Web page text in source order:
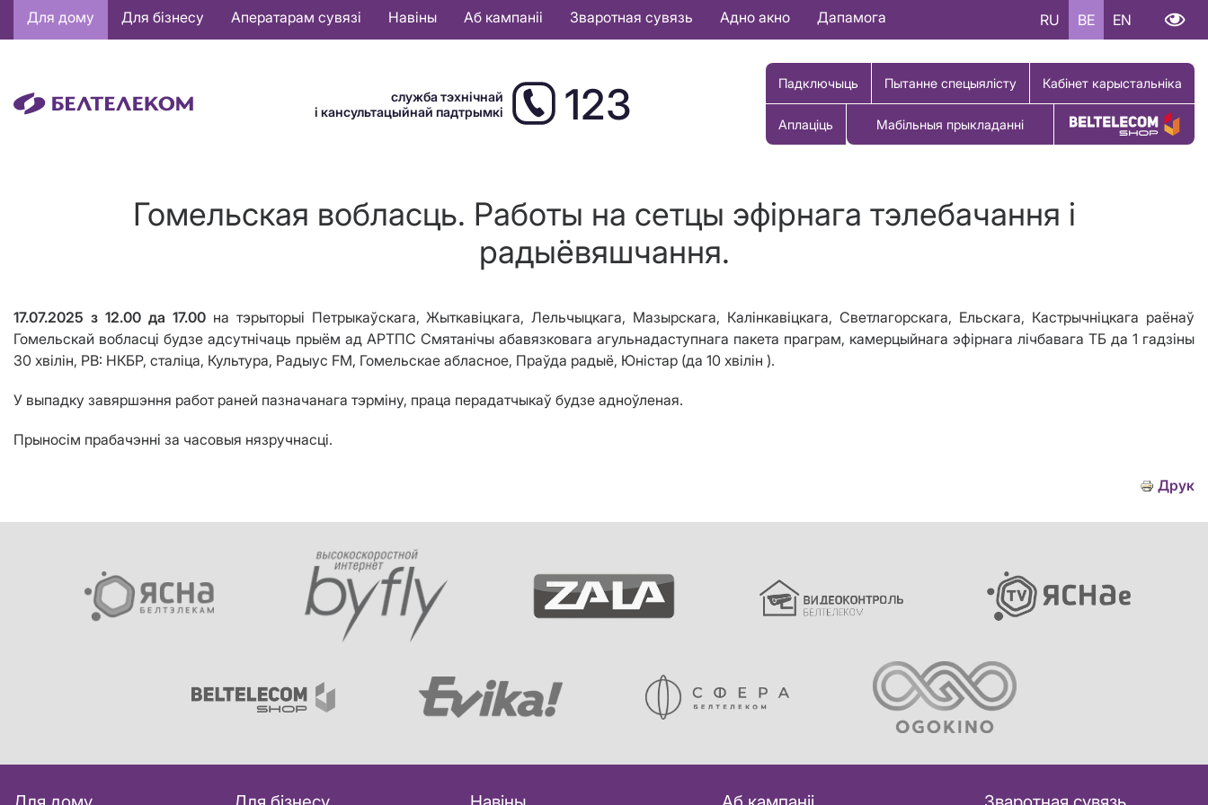
Основная
навигация
Для дому Для бізнесу Аператарам сувязі Навіны Аб кампаніі Зваротная сувязь Адно акно Дапамога RU BE EN
служба тэхнічнай
і кансультацыйнай падтрымкі
123 Падключыць Пытанне спецыялісту Кабінет карыстальніка
Аплаціць Мабільныя прыкладанні Купіць тавар
Гомельская вобласць. Работы на сетцы эфірнага тэлебачання і
радыёвяшчання.
17.07.2025 з 12.00 да 17.00на тэрыторыі Петрыкаўскага, Жыткавіцкага, Лельчыцкага, Мазырскага, Калінкавіцкага, Светлагорскага, Ельскага, Кастрычніцкага раёнаў
Гомельскай вобласці будзе адсутнічаць прыём ад АРТПС Смятанічы абавязковага агульнадаступнага пакета праграм, камерцыйнага эфірнага лічбавага ТБ да 1 гадзіны
30 хвілін, РВ: НКБР, сталіца, Культура, Радыус FM, Гомельскае абласное, Праўда радыё, Юністар (да 10 хвілін ).
У выпадку завяршэння работ раней пазначанага тэрміну, праца перадатчыкаў будзе адноўленая.
Прыносім прабачэнні за часовыя нязручнасці.
Друк